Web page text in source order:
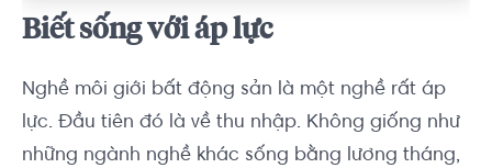
Biết sống với áp lực
Nghề môi giới bất động sản là một nghề rất áp
lực. Đầu tiên đó là về thu nhập. Không giống như
những ngành nghề khác sống bằng lương tháng,